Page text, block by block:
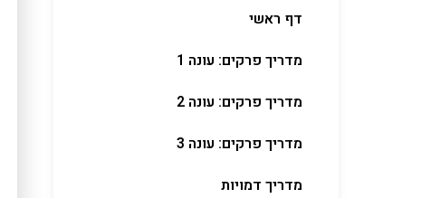
דף ראשי
מדריך פרקים: עונה 1
מדריך פרקים: עונה 2
מדריך פרקים: עונה 3
מדריך דמויות